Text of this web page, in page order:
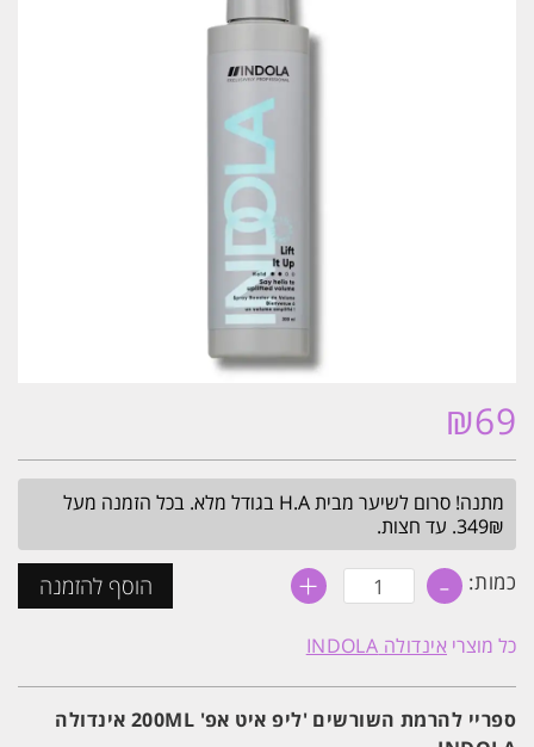
₪69
מתנה! סרום לשיער מבית H.A בגודל מלא. בכל הזמנה מעל
349₪. עד חצות.
כמות: - כמות
של
להרמת
השורשים
איט
אפ'
200ML
+ הוסף להזמנה
כל מוצרי אינדולה INDOLA
ספריי להרמת השורשים 'ליפ איט אפ' 200ML אינדולה